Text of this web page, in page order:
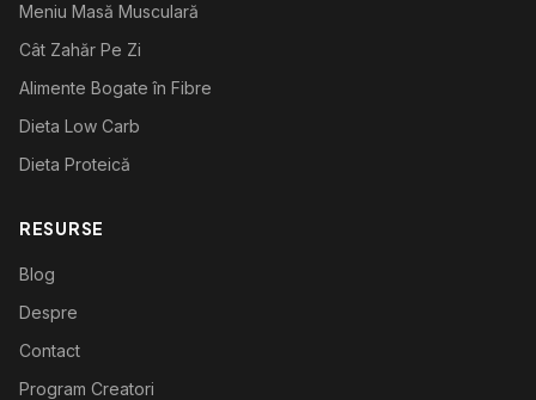
Meniu Masă Musculară
Cât Zahăr Pe Zi
Alimente Bogate în Fibre
Dieta Low Carb
Dieta Proteică
RESURSE
Blog
Despre
Contact
Program Creatori